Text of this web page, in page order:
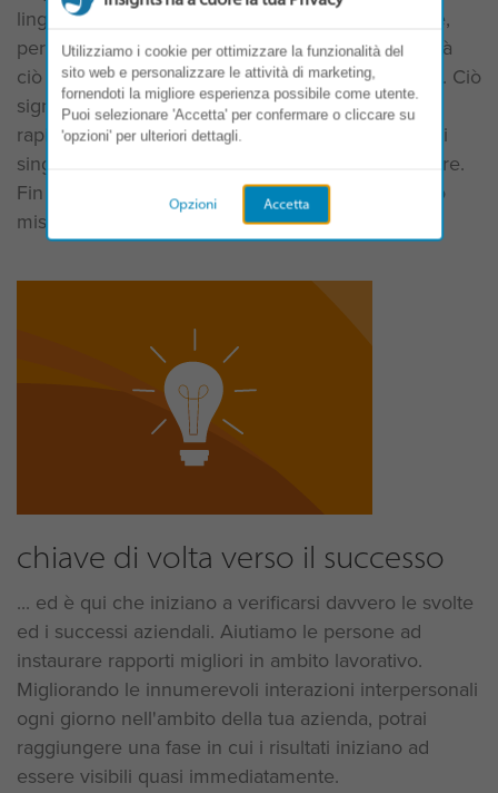
linguaggio colorato, estremamente comprensibile,
permette alle persone di implementare con facilità
ciò che hanno appreso nel loro lavoro quotidiano. Ciò
significa che l'apprendimento può essere
rapidamente utilizzato per le sfide effettive che il i
singoli individui, i team e i leader devono affrontare.
Fin dal primo giorno, potrai riscontrare un impatto
misurabile ...
chiave di volta verso il successo
... ed è qui che iniziano a verificarsi davvero le svolte
ed i successi aziendali. Aiutiamo le persone ad
instaurare rapporti migliori in ambito lavorativo.
Migliorando le innumerevoli interazioni interpersonali
ogni giorno nell'ambito della tua azienda, potrai
raggiungere una fase in cui i risultati iniziano ad
essere visibili quasi immediatamente.
Utilizziamo i cookie per ottimizzare la funzionalità del
sito web e personalizzare le attività di marketing,
fornendoti la migliore esperienza possibile come utente.
Puoi selezionare 'Accetta' per confermare o cliccare su
'opzioni' per ulteriori dettagli.
Accetta
Opzioni